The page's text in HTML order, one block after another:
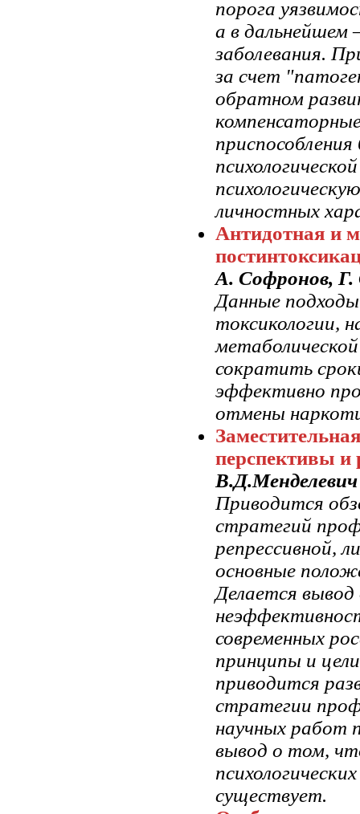
порога
а в
заболевания.
за счет
обратном
личностных
Антидотная и
А. Софронов, Г.
Данные
токсикологии,
сократить
эффективно
отмены
перспективы и
В.Д.Менделевич
Приводится
стратегий
репрессивной,
основные
Делается
современных
принципы и
приводится
стратегии
научных работ
вывод о том,
существует.